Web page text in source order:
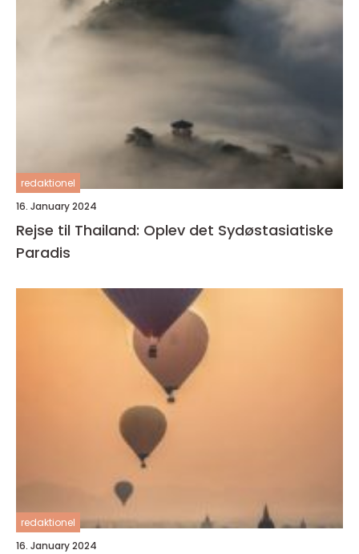
redaktionel
16. January 2024
Rejse til Thailand: Oplev det Sydøstasiatiske
Paradis
redaktionel
16. January 2024